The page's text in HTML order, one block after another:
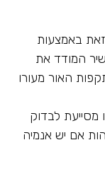
באמצעות
המודד את
האור מעורו
מסייעת לבדוק
אם יש אנמיה